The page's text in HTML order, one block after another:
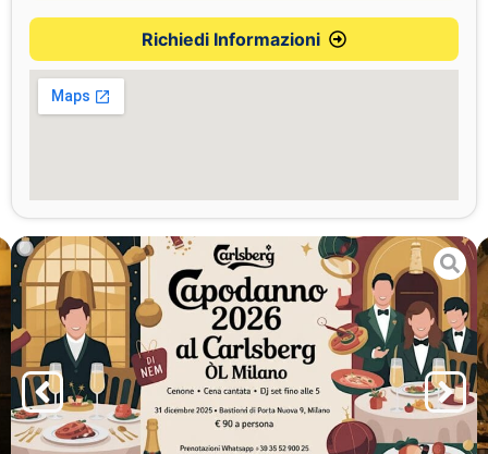
Richiedi Informazioni